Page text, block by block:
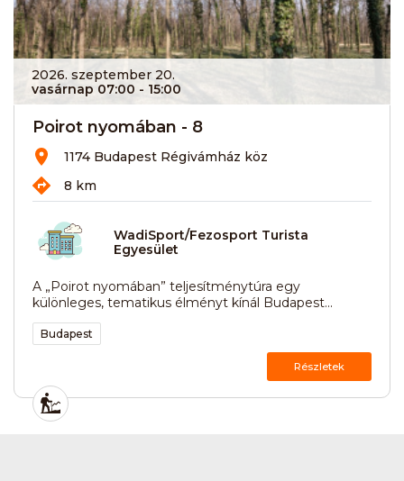
2026. szeptember 20.
vasárnap 07:00 - 15:00
Poirot nyomában - 8
1174 Budapest Régivámház köz
8 km
WadiSport/Fezosport Turista
Egyesület
A „Poirot nyomában” teljesítménytúra egy
különleges, tematikus élményt kínál Budapest...
Budapest
Részletek